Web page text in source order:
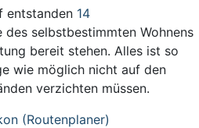
entstanden 14
selbstbestimmten Wohnens
bereit stehen. Alles ist so
wie möglich nicht auf den
verzichten müssen.
(Routenplaner)